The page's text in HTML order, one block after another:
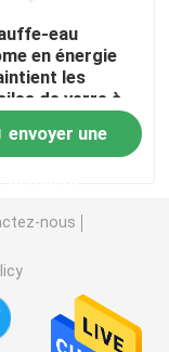
de
eau
en énergie
les
de verre à
Celsius.
envoyer une
nous